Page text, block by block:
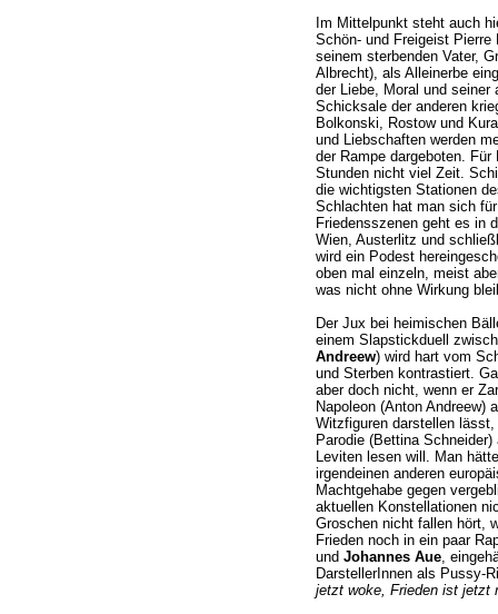
Im Mittelpunkt steht auch
Schön- und Freigeist Pierre
seinem sterbenden Vater,
Albrecht), als Alleinerbe
der Liebe, Moral und seiner
Schicksale der anderen
Bolkonski, Rostow und
und Liebschaften werden
der Rampe dargeboten.
Stunden nicht viel Zeit.
die wichtigsten Stationen
Schlachten hat man sich
Friedensszenen geht es in
Wien, Austerlitz und
wird ein Podest
oben mal einzeln, meist
was nicht ohne Wirkung
Der Jux bei heimischen
einem Slapstickduell
Andreew) wird hart vom
und Sterben kontrastiert.
aber doch nicht, wenn er
Napoleon (Anton Andreew)
Witzfiguren darstellen
Parodie (Bettina
Leviten lesen will. Man
irgendeinen anderen
Machtgehabe gegen
aktuellen Konstellationen
Groschen nicht fallen hört,
Frieden noch in ein paar
und Johannes Aue,
DarstellerInnen als Pussy-
jetzt woke, Frieden ist jetzt